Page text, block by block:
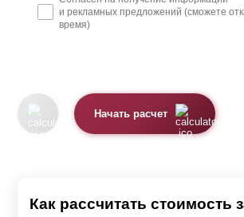
и рекламных предложений (сможете
время)
Начать расчет
Как рассчитать стоимость